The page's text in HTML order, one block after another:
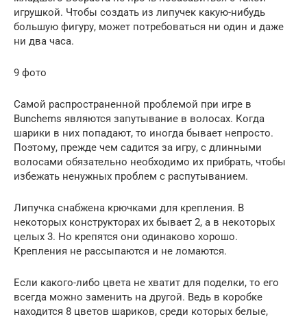
игрушкой. Чтобы создать из липучек какую-нибудь
большую фигуру, может потребоваться ни один и даже
ни два часа.
9 фото
Самой распространенной проблемой при игре в
Bunchems являются запутывание в волосах. Когда
шарики в них попадают, то иногда бывает непросто.
Поэтому, прежде чем садится за игру, с длинными
волосами обязательно необходимо их прибрать, чтобы
избежать ненужных проблем с распутыванием.
Липучка снабжена крючками для крепления. В
некоторых конструкторах их бывает 2, а в некоторых
целых 3. Но крепятся они одинаково хорошо.
Крепления не рассыпаются и не ломаются.
Если какого-либо цвета не хватит для поделки, то его
всегда можно заменить на другой. Ведь в коробке
находится 8 цветов шариков, среди которых белые,